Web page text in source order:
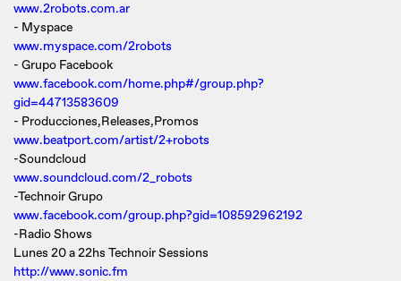
www.2robots.com.ar
- Myspace
www.myspace.com/2robots
- Grupo Facebook
www.facebook.com/home.php#/group.php?
gid=44713583609
- Producciones,Releases,Promos
www.beatport.com/artist/2+robots
-Soundcloud
www.soundcloud.com/2_robots
-Technoir Grupo
www.facebook.com/group.php?gid=108592962192
-Radio Shows
Lunes 20 a 22hs Technoir Sessions
http://www.sonic.fm